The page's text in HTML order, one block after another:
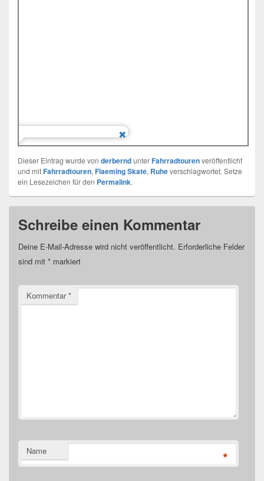
Dieser Eintrag wurde von derberndunterFahrradtourenveröffentlicht
und mitFahrradtouren, Flaeming Skate, Ruheverschlagwortet. Setze
ein Lesezeichen für den Permalink.
Schreibe einen Kommentar
Deine E-Mail-Adresse wird nicht veröffentlicht. Erforderliche Felder
sind mit * markiert
Kommentar*
Name *